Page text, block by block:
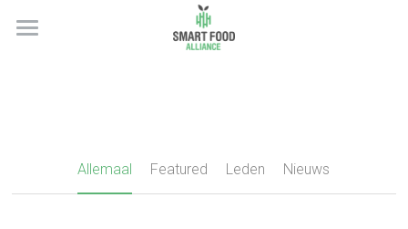
Allemaal Featured Leden Nieuws